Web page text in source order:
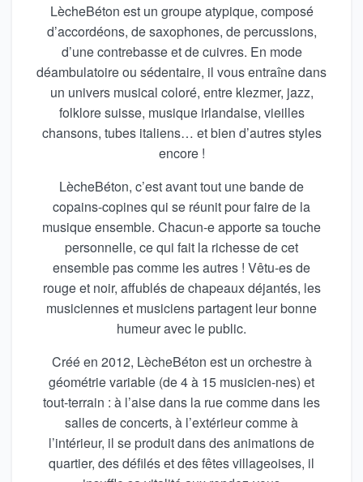
LècheBéton est un groupe atypique, composé
d’accordéons, de saxophones, de percussions,
d’une contrebasse et de cuivres. En mode
déambulatoire ou sédentaire, il vous entraîne dans
un univers musical coloré, entre klezmer, jazz,
folklore suisse, musique irlandaise, vieilles
chansons, tubes italiens… et bien d’autres styles
encore !
LècheBéton, c’est avant tout une bande de
copains-copines qui se réunit pour faire de la
musique ensemble. Chacun-e apporte sa touche
personnelle, ce qui fait la richesse de cet
ensemble pas comme les autres ! Vêtu-es de
rouge et noir, affublés de chapeaux déjantés, les
musiciennes et musiciens partagent leur bonne
humeur avec le public.
Créé en 2012, LècheBéton est un orchestre à
géométrie variable (de 4 à 15 musicien-nes) et
tout-terrain : à l’aise dans la rue comme dans les
salles de concerts, à l’extérieur comme à
l’intérieur, il se produit dans des animations de
quartier, des défilés et des fêtes villageoises, il